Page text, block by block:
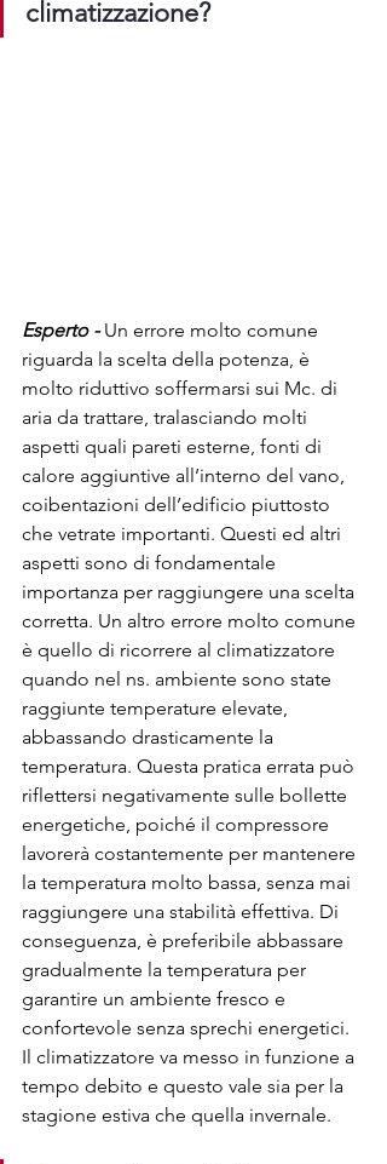
climatizzazione?
Esperto - Un errore molto comune
riguarda la scelta della potenza, è
molto riduttivo soffermarsi sui Mc. di
aria da trattare, tralasciando molti
aspetti quali pareti esterne, fonti di
calore aggiuntive all’interno del vano,
coibentazioni dell’edificio piuttosto
che vetrate importanti. Questi ed altri
aspetti sono di fondamentale
importanza per raggiungere una scelta
corretta. Un altro errore molto comune
è quello di ricorrere al climatizzatore
quando nel ns. ambiente sono state
raggiunte temperature elevate,
abbassando drasticamente la
temperatura. Questa pratica errata può
riflettersi negativamente sulle bollette
energetiche, poiché il compressore
lavorerà costantemente per mantenere
la temperatura molto bassa, senza mai
raggiungere una stabilità effettiva. Di
conseguenza, è preferibile abbassare
gradualmente la temperatura per
garantire un ambiente fresco e
confortevole senza sprechi energetici.
Il climatizzatore va messo in funzione a
tempo debito e questo vale sia per la
stagione estiva che quella invernale.